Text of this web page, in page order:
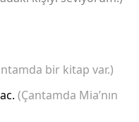
bir kitap var.)
(Çantamda Mia’nın